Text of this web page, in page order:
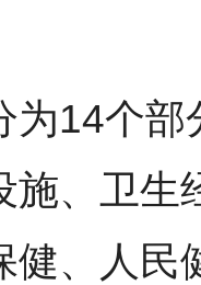
为14个
施、卫
健、人民